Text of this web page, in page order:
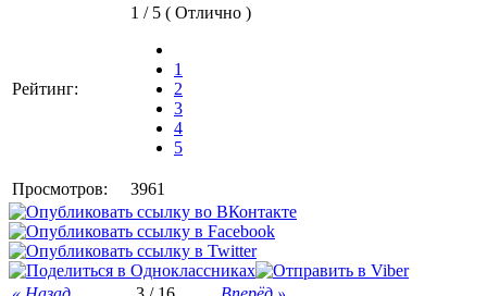
Рейтинг:
1 / 5 ( Отлично )
1
2
3
4
5
Просмотров: 3961